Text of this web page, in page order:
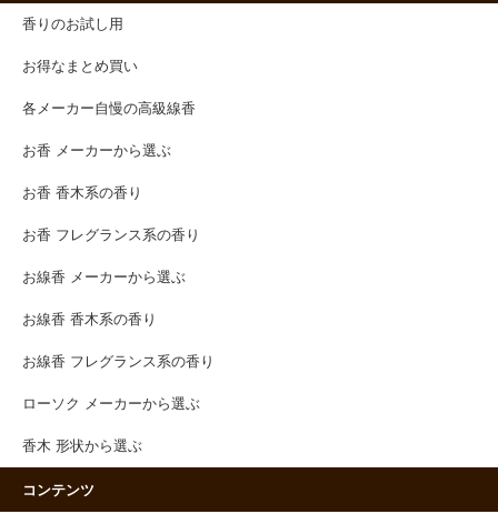
香りのお試し用
お得なまとめ買い
各メーカー自慢の高級線香
お香 メーカーから選ぶ
お香 香木系の香り
お香 フレグランス系の香り
お線香 メーカーから選ぶ
お線香 香木系の香り
お線香 フレグランス系の香り
ローソク メーカーから選ぶ
香木 形状から選ぶ
コンテンツ